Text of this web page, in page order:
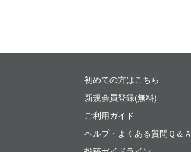
初めての方はこちら
新規会員登録(無料)
ご利用ガイド
ヘルプ・よくある質問Ｑ＆Ａ